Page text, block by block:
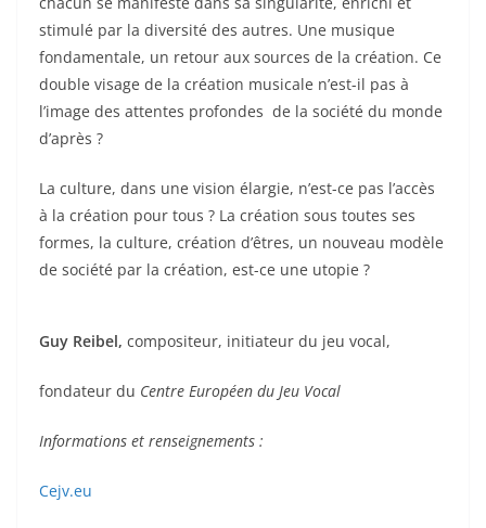
stimulé par la diversité des autres. Une musique
fondamentale, un retour aux sources de la création. Ce
double visage de la création musicale n’est-il pas à
l’image des attentes profondes de la société du monde
d’après ?
La culture, dans une vision élargie, n’est-ce pas l’accès
à la création pour tous ? La création sous toutes ses
formes, la culture, création d’êtres, un nouveau modèle
de société par la création, est-ce une utopie ?
Guy Reibel, compositeur, initiateur du jeu vocal,
fondateur du Centre Européen du Jeu Vocal
Informations et renseignements :
Cejv.eu